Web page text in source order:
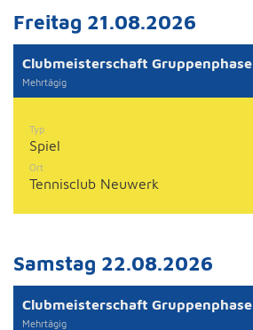
Freitag 21.08.2026
Clubmeisterschaft Gruppenphase
Mehrtägig
Typ
Spiel
Ort
Tennisclub Neuwerk
Samstag 22.08.2026
Clubmeisterschaft Gruppenphase
Mehrtägig